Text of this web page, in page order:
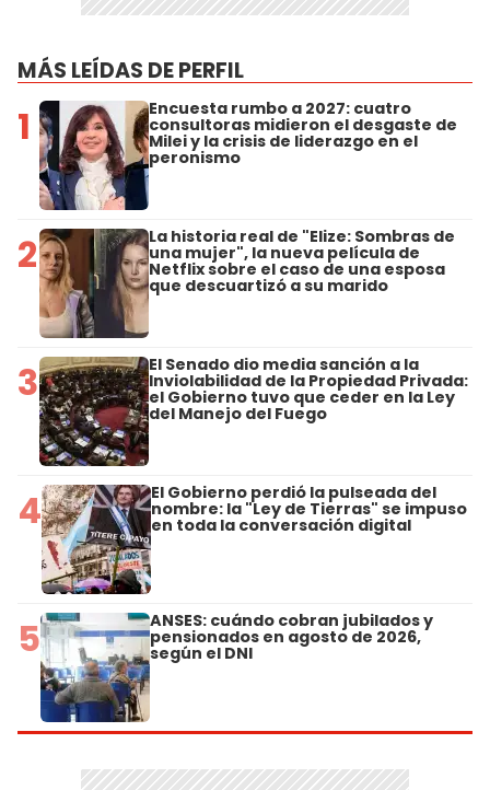
MÁS LEÍDAS DE PERFIL
1 Encuesta rumbo a 2027: cuatro
consultoras midieron el desgaste de
Milei y la crisis de liderazgo en el
peronismo
2 La historia real de "Elize: Sombras de
una mujer", la nueva película de
Netflix sobre el caso de una esposa
que descuartizó a su marido
3 El Senado dio media sanción a la
Inviolabilidad de la Propiedad Privada:
el Gobierno tuvo que ceder en la Ley
del Manejo del Fuego
4 El Gobierno perdió la pulseada del
nombre: la "Ley de Tierras" se impuso
en toda la conversación digital
5 ANSES: cuándo cobran jubilados y
pensionados en agosto de 2026,
según el DNI